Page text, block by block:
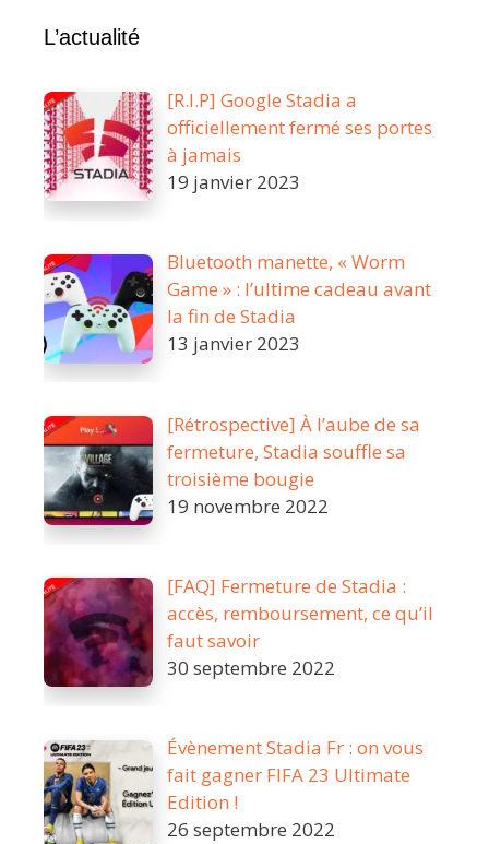
L’actualité
[R.I.P] Google Stadia a
officiellement fermé ses portes
à jamais
19 janvier 2023
Bluetooth manette, « Worm
Game » : l’ultime cadeau avant
la fin de Stadia
13 janvier 2023
[Rétrospective] À l’aube de sa
fermeture, Stadia souffle sa
troisième bougie
19 novembre 2022
[FAQ] Fermeture de Stadia :
accès, remboursement, ce qu’il
faut savoir
30 septembre 2022
Évènement Stadia Fr : on vous
fait gagner FIFA 23 Ultimate
Edition !
26 septembre 2022